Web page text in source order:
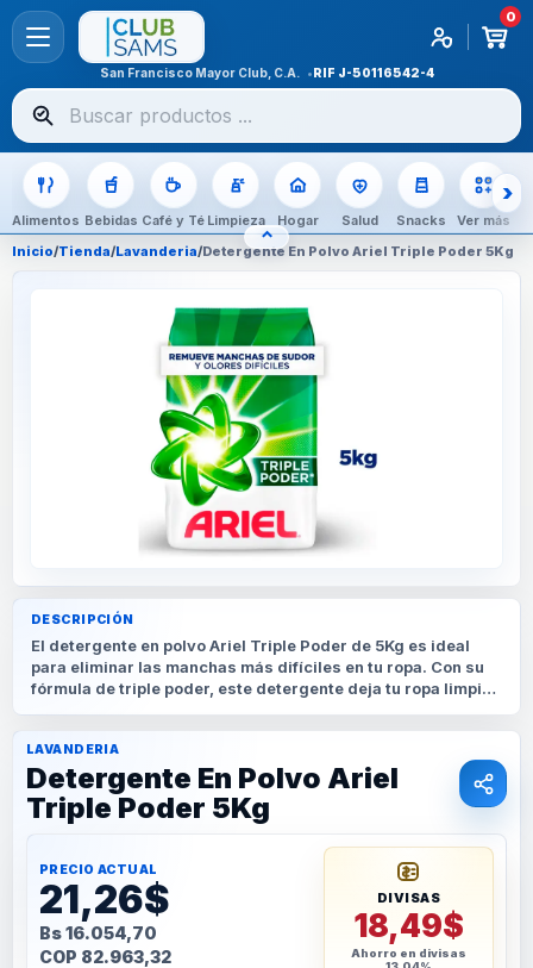
0
San Francisco Mayor Club, C.A. RIF J-50116542-4
Buscar
productos
Alimentos Bebidas Café y Té Limpieza Hogar Salud Snacks Ver más
⌃OCULTAR CATEGORÍAS
Inicio/Tienda/Lavanderia/Detergente En Polvo Ariel Triple Poder 5Kg
DESCRIPCIÓN
El detergente en polvo Ariel Triple Poder de 5Kg es ideal
para eliminar las manchas más difíciles en tu ropa. Con su
fórmula de triple poder, este detergente deja tu ropa limpia,
LAVANDERIA
Detergente En Polvo Ariel
Triple Poder 5Kg
PRECIO ACTUAL
21,26$
Bs 16.054,70
COP 82.963,32
DIVISAS
18,49$
Ahorro en divisas